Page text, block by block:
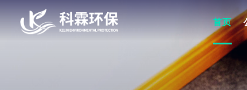
首页